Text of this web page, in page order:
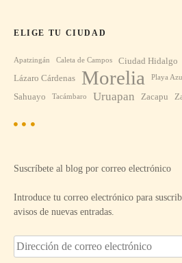
ELIGE TU CIUDAD
Apatzingán Caleta de Campos Ciudad Hidalgo
Lázaro Cárdenas Morelia Playa
Sahuayo Tacámbaro Uruapan Zacapu
Suscríbete al blog por correo electrónico
Introduce tu correo electrónico para
avisos de nuevas entradas.
D
i